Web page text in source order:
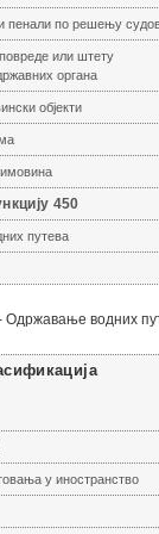
пенали по решењу
или штету
органа
објекти
450
путева
Одржавање водних
у иностранство